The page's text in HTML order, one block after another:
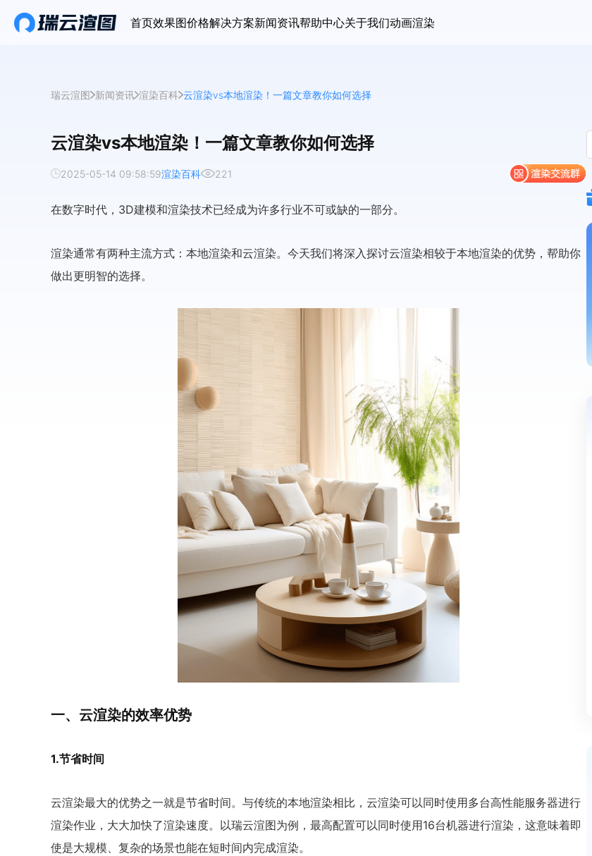
首页效果图价格解决方案新闻资讯帮助中心关于我们动画渲染
瑞云渲图 新闻资讯 渲染百科 云渲染vs本地渲染！一篇文章教你如何选择
云渲染vs本地渲染！一篇文章教你如何选择
2025-05-14 09:58:59渲染百科 221
在数字时代，3D建模和渲染技术已经成为许多行业不可或缺的一部分。
渲染通常有两种主流方式：本地渲染和云渲染。今天我们将深入探讨云渲染相较于本地渲染的优势，帮助你
做出更明智的选择。
一、云渲染的效率优势
1.节省时间
云渲染最大的优势之一就是节省时间。与传统的本地渲染相比，云渲染可以同时使用多台高性能服务器进行
渲染作业，大大加快了渲染速度。以瑞云渲图为例，最高配置可以同时使用16台机器进行渲染，这意味着即
使是大规模、复杂的场景也能在短时间内完成渲染。